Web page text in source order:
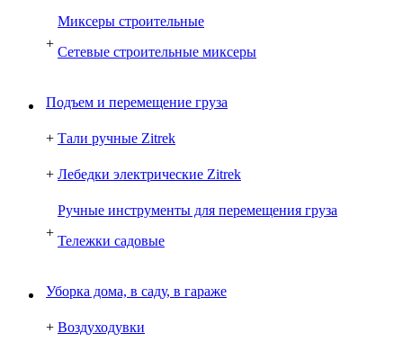
+
Миксеры строительные
Сетевые строительные миксеры
Подъем и перемещение груза
+ Тали ручные Zitrek
+ Лебедки электрические Zitrek
+
Ручные инструменты для перемещения груза
Тележки садовые
Уборка дома, в саду, в гараже
+ Воздуходувки